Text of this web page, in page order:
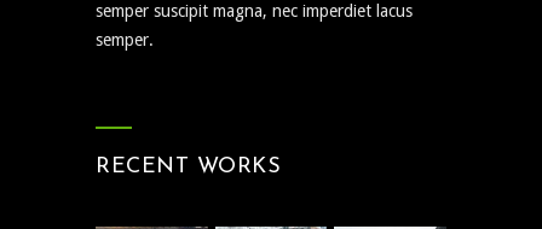
semper suscipit magna, nec imperdiet lacus
semper.
RECENT WORKS